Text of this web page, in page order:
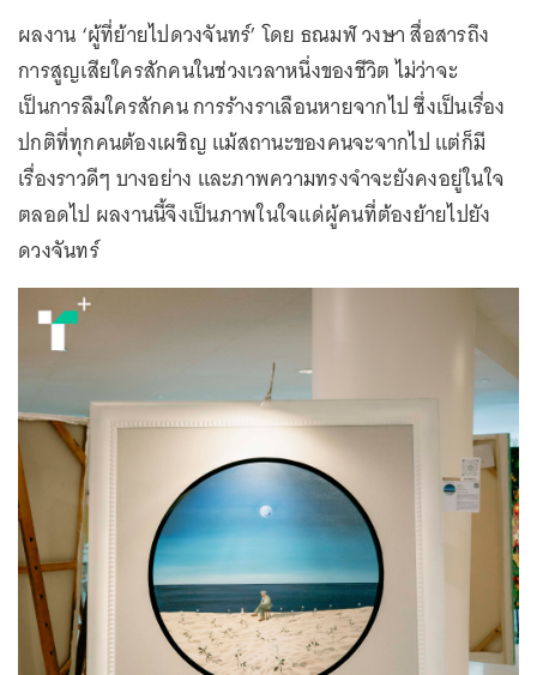
ผลงาน ‘ผู้ที่ย้ายไปดวงจันทร์’ โดย ธณมฬ วงษา สื่อสารถึง
การสูญเสียใครสักคนในช่วงเวลาหนึ่งของชีวิต ไม่ว่าจะ
เป็นการลืมใครสักคน การร้างราเลือนหายจากไป ซึ่งเป็นเรื่อง
ปกติที่ทุกคนต้องเผชิญ แม้สถานะของคนจะจากไป แต่ก็มี
เรื่องราวดีๆ บางอย่าง และภาพความทรงจำจะยังคงอยู่ในใจ
ตลอดไป ผลงานนี้จึงเป็นภาพในใจแด่ผู้คนที่ต้องย้ายไปยัง
ดวงจันทร์